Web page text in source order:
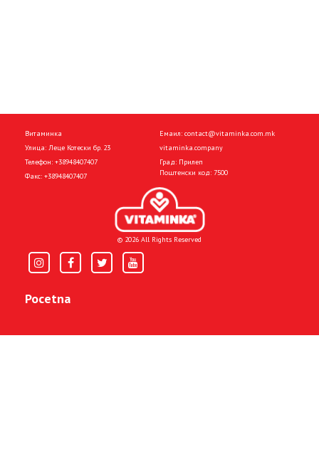
Витаминка
Улица: Леце Котески бр. 23
Телефон: +38948407407
Факс: +38948407407
Емаил: contact@vitaminka.com.mk
vitaminka.company
Град: Прилеп
Поштенски код: 7500
© 2026 All Rights Reserved
Pocetna